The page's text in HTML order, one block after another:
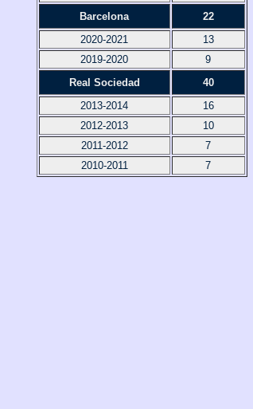
Barcelona
22
2020-2021
13
2019-2020
9
Real Sociedad
40
2013-2014
16
2012-2013
10
2011-2012
7
2010-2011
7